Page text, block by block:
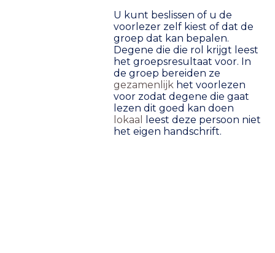
U kunt beslissen of u de
voorlezer zelf kiest of dat de
groep dat kan bepalen.
Degene die die rol krijgt leest
het groepsresultaat voor. In
de groep bereiden ze
gezamenlijk het voorlezen
voor zodat degene die gaat
lezen dit goed kan doen
lokaal
leest deze persoon niet
het eigen handschrift.